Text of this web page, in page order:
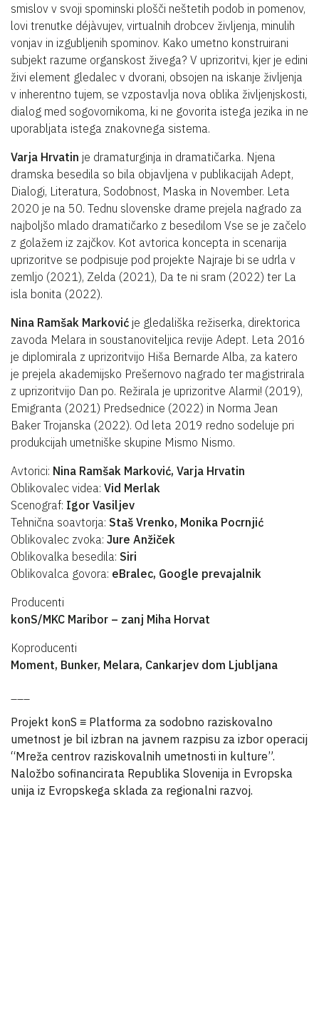
smislov v svoji spominski plošči neštetih podob in pomenov,
lovi trenutke déjàvujev, virtualnih drobcev življenja, minulih
vonjav in izgubljenih spominov. Kako umetno konstruirani
subjekt razume organskost živega? V uprizoritvi, kjer je edini
živi element gledalec v dvorani, obsojen na iskanje življenja
v inherentno tujem, se vzpostavlja nova oblika življenjskosti,
dialog med sogovornikoma, ki ne govorita istega jezika in ne
uporabljata istega znakovnega sistema.
Varja Hrvatin je dramaturginja in dramatičarka. Njena
dramska besedila so bila objavljena v publikacijah Adept,
Dialogi, Literatura, Sodobnost, Maska in November. Leta
2020 je na 50. Tednu slovenske drame prejela nagrado za
najboljšo mlado dramatičarko z besedilom Vse se je začelo
z golažem iz zajčkov. Kot avtorica koncepta in scenarija
uprizoritve se podpisuje pod projekte Najraje bi se udrla v
zemljo (2021), Zelda (2021), Da te ni sram (2022) ter La
isla bonita (2022).
Nina Ramšak Marković je gledališka režiserka, direktorica
zavoda Melara in soustanoviteljica revije Adept. Leta 2016
je diplomirala z uprizoritvijo Hiša Bernarde Alba, za katero
je prejela akademijsko Prešernovo nagrado ter magistrirala
z uprizoritvijo Dan po. Režirala je uprizoritve Alarmi! (2019),
Emigranta (2021) Predsednice (2022) in Norma Jean
Baker Trojanska (2022). Od leta 2019 redno sodeluje pri
produkcijah umetniške skupine Mismo Nismo.
Avtorici: Nina Ramšak Marković, Varja Hrvatin
Oblikovalec videa: Vid Merlak
Scenograf: Igor Vasiljev
Tehnična soavtorja: Staš Vrenko, Monika Pocrnjić
Oblikovalec zvoka: Jure Anžiček
Oblikovalka besedila: Siri
Oblikovalca govora: eBralec, Google prevajalnik
Producenti
konS/MKC Maribor – zanj Miha Horvat
Koproducenti
Moment, Bunker, Melara, Cankarjev dom Ljubljana
Projekt konS ≡ Platforma za sodobno raziskovalno
umetnost je bil izbran na javnem razpisu za izbor operacij
“Mreža centrov raziskovalnih umetnosti in kulture”.
Naložbo sofinancirata Republika Slovenija in Evropska
unija iz Evropskega sklada za regionalni razvoj.